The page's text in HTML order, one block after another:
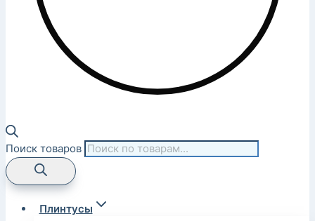
Поиск товаров
Плинтусы